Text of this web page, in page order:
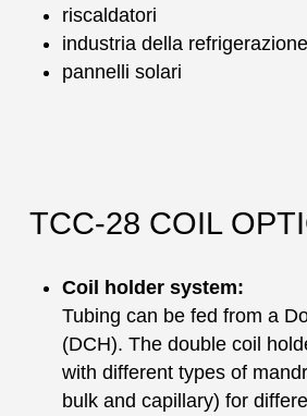
riscaldatori
industria della refrigerazione
pannelli solari
TCC-28 COIL
Coil holder system:
Tubing can be fed from a
(DCH). The double coil
with different types of
bulk and capillary) for